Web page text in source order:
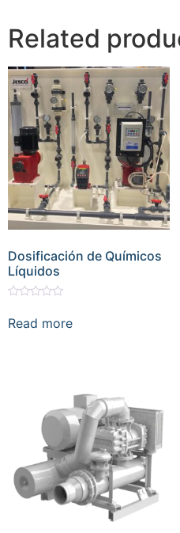
Related
Dosificación de Químicos
Líquidos
0
out
Read more